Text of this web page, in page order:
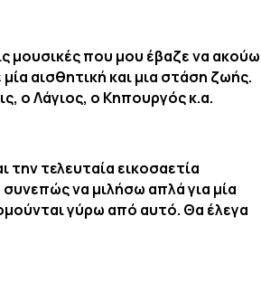
μουσικές που μου έβαζε να ακούω
αισθητική και μια στάση ζωής.
ο Λάγιος, ο Κηπουργός κ.α.
τελευταία εικοσαετία
να μιλήσω απλά για μία
γύρω από αυτό. Θα έλεγα